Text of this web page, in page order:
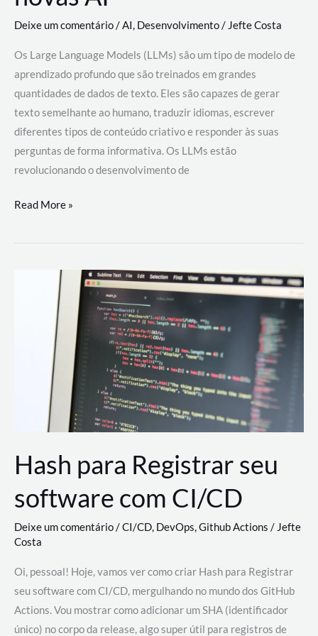
Deixe um comentário/AI, Desenvolvimento/ Jefte Costa
Os Large Language Models (LLMs) são um tipo de modelo de
aprendizado profundo que são treinados em grandes
quantidades de dados de texto. Eles são capazes de gerar
texto semelhante ao humano, traduzir idiomas, escrever
diferentes tipos de conteúdo criativo e responder às suas
perguntas de forma informativa. Os LLMs estão
revolucionando o desenvolvimento de
Large
Models
revolucionando
desenvolvimento
Read More »
Hash para Registrar seu
software com CI/CD
Deixe um comentário/CI/CD, DevOps,Github Actions /Jefte
Costa
Oi, pessoal! Hoje, vamos ver como criar Hash para Registrar
seu software com CI/CD, mergulhando no mundo dos GitHub
Actions. Vou mostrar como adicionar um SHA (identificador
único) no corpo da release, algo super útil para registros de